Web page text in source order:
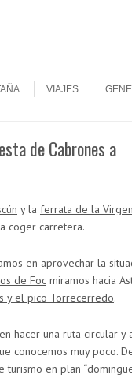
VIAJES
de Cabrones a
y la ferrata de la
coger carretera.
en aprovechar la
de Foc miramos hacia
y el pico Torrecerredo.
hacer una ruta circular y
conocemos muy poco.
en plan